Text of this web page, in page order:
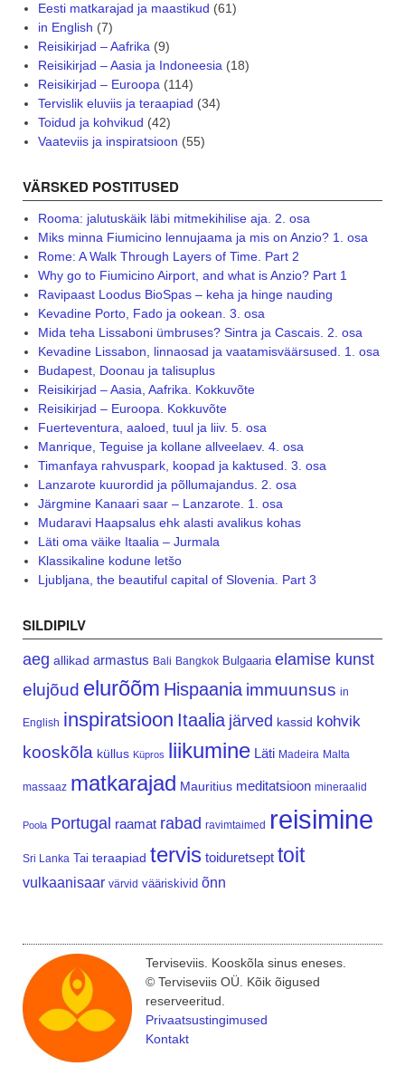
Eesti matkarajad ja maastikud (61)
in English (7)
Reisikirjad – Aafrika(9)
Reisikirjad – Aasia ja Indoneesia(18)
Reisikirjad – Euroopa(114)
Tervislik eluviis ja teraapiad (34)
Toidud ja kohvikud (42)
Vaateviis ja inspiratsioon (55)
VÄRSKED POSTITUSED
Rooma: jalutuskäik läbi mitmekihilise aja. 2. osa
Miks minna Fiumicino lennujaama ja mis on Anzio? 1. osa
Rome: A Walk Through Layers of Time. Part 2
Why go to Fiumicino Airport, and what is Anzio? Part 1
Ravipaast Loodus BioSpas – keha ja hinge nauding
Kevadine Porto, Fado ja ookean. 3. osa
Mida teha Lissaboni ümbruses? Sintra ja Cascais. 2. osa
Kevadine Lissabon, linnaosad ja vaatamisväärsused. 1. osa
Budapest, Doonau ja talisuplus
Reisikirjad – Aasia, Aafrika. Kokkuvõte
Reisikirjad – Euroopa. Kokkuvõte
Fuerteventura, aaloed, tuul ja liiv. 5. osa
Manrique, Teguise ja kollane allveelaev. 4. osa
Timanfaya rahvuspark, koopad ja kaktused. 3. osa
Lanzarote kuurordid ja põllumajandus. 2. osa
Järgmine Kanaari saar – Lanzarote. 1. osa
Mudaravi Haapsalus ehk alasti avalikus kohas
Läti oma väike Itaalia – Jurmala
Klassikaline kodune letšo
Ljubljana, the beautiful capital of Slovenia. Part 3
SILDIPILV
aeg allikad armastus Bali Bangkok Bulgaaria elamise kunst
elujõud elurõõm Hispaania immuunsus in
English inspiratsioon Itaalia järved kassid kohvik
kooskõla küllus Küpros liikumine Läti Madeira Malta
massaaz matkarajad Mauritius meditatsioon mineraalid
Poola Portugal raamat rabad ravimtaimed reisimine
Sri Lanka Tai teraapiad tervis toiduretsept toit
vulkaanisaar värvid vääriskivid õnn
Terviseviis. Kooskõla sinus eneses.
© Terviseviis OÜ. Kõik õigused
reserveeritud.
Privaatsustingimused
Kontakt